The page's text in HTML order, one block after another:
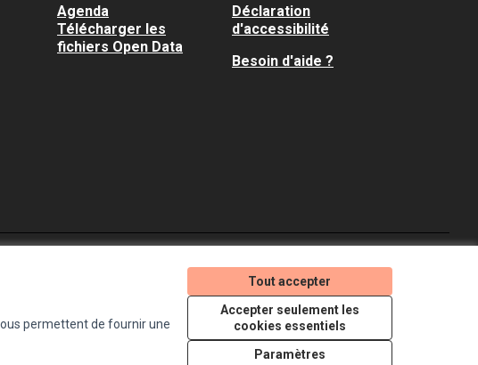
permettent de fournir une
Tout accepter
Accepter seulement les
cookies essentiels
Paramètres
Agenda
Télécharger les
fichiers Open Data
Déclaration
d'accessibilité
Besoin d'aide ?
(Lien externe)
(Lien externe)
(Lien externe)
Licence Creative
(Lien externe)